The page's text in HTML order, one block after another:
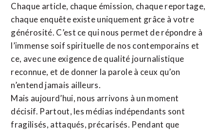
Chaque article, chaque émission, chaque reportage,
chaque enquête existe uniquement grâce à votre
générosité. C’est ce qui nous permet de répondre à
l’immense soif spirituelle de nos contemporains et
ce, avec une exigence de qualité journalistique
reconnue, et de donner la parole à ceux qu’on
n’entend jamais ailleurs.
Mais aujourd’hui, nous arrivons à un moment
décisif. Partout, les médias indépendants sont
fragilisés, attaqués, précarisés. Pendant que